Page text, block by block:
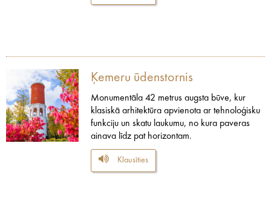
Ķemeru ūdenstornis
Monumentāla 42 metrus augsta būve, kur
klasiskā arhitektūra apvienota ar tehnoloģisku
funkciju un skatu laukumu, no kura paveras
ainava līdz pat horizontam.
Klausīties